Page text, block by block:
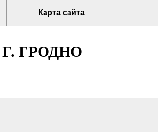
Карта сайта
ГРОДНО